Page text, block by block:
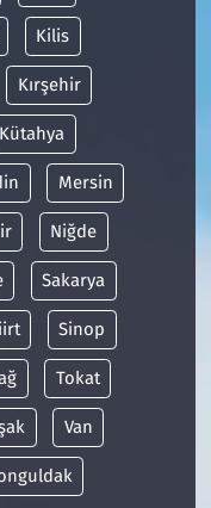
Kilis
Kırşehir
Kütahya
Mersin
Niğde
Sakarya
Sinop
Tokat
Van